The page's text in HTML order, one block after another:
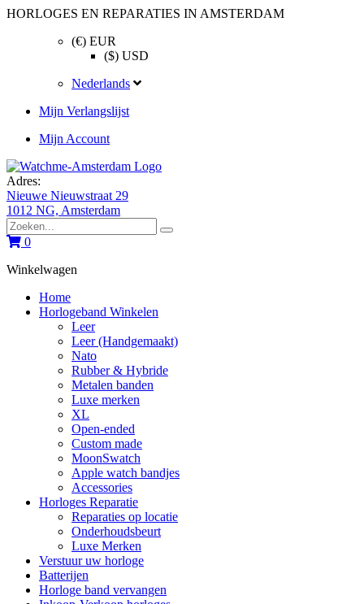
HORLOGES EN REPARATIES IN AMSTERDAM
(€) EUR
($) USD
Nederlands
Mijn Verlangslijst
Mijn Account
Adres:
Nieuwe Nieuwstraat 29
1012 NG, Amsterdam
0
Winkelwagen
Home
Horlogeband Winkelen
Leer
Leer (Handgemaakt)
Nato
Rubber & Hybride
Metalen banden
Luxe merken
XL
Open-ended
Custom made
MoonSwatch
Apple watch bandjes
Accessories
Horloges Reparatie
Reparaties op locatie
Onderhoudsbeurt
Luxe Merken
Verstuur uw horloge
Batterijen
Horloge band vervangen